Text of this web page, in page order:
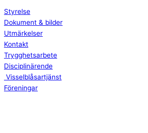
Styrelse
Dokument & bilder
Utmärkelser
Kontakt
Trygghetsarbete
Disciplinärende
Visselblåsartjänst
Föreningar